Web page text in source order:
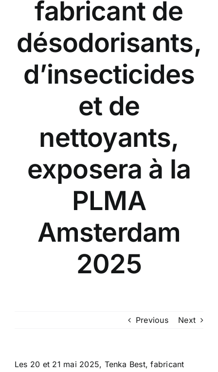
fabricant de
désodorisants,
d’insecticides
et de
nettoyants,
exposera à la
PLMA
Amsterdam
2025
Previous Next
Les 20 et 21 mai 2025, Tenka Best, fabricant